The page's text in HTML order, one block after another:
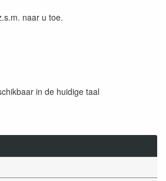
naar u toe.
in de huidige taal